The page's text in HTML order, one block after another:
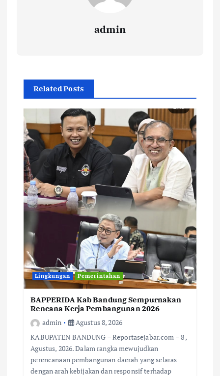
admin
Related Posts
Lingkungan Pemerintahan
BAPPERIDA Kab Bandung Sempurnakan
Rencana Kerja Pembangunan 2026
admin
Agustus 8, 2026
KABUPATEN BANDUNG – Reportasejabar.com – 8 ,
Agustus, 2026. Dalam rangka mewujudkan
perencanaan pembangunan daerah yang selaras
dengan arah kebijakan dan responsif terhadap